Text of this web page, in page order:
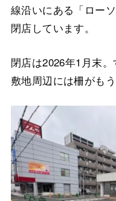
線沿いにある「ロー
閉店しています。
閉店は2026年1月末。
敷地周辺には柵がも